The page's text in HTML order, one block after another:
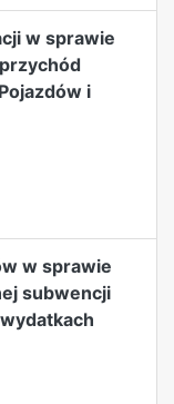
w sprawie
i
w sprawie
subwencji